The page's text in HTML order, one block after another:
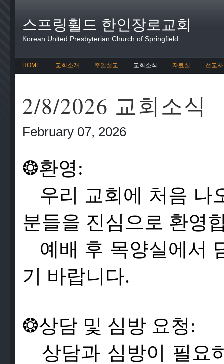
스프링휠드 한인장로교회
Korean United Presbyterian Church of Springfield
HOME 교회소개 주일설교 교회소식 자료실 선교
2/8/2026 교회소식
February 07, 2026
❂환영:
우리 교회에 처음 나
분들을 진심으로 환영
예배 후 목양실에서
기 바랍니다.
❂상담 및 심 방 요청:
상담과 심 방이 필 요